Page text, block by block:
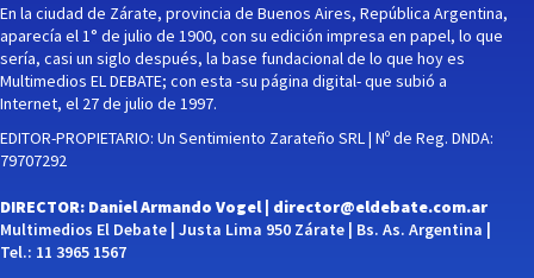
En la ciudad de Zárate, provincia de Buenos Aires, República Argentina,
aparecía el 1° de julio de 1900, con su edición impresa en papel, lo que
sería, casi un siglo después, la base fundacional de lo que hoy es
Multimedios EL DEBATE; con esta -su página digital- que subió a
Internet, el 27 de julio de 1997.
EDITOR-PROPIETARIO: Un Sentimiento Zarateño SRL | Nº de Reg. DNDA:
79707292
DIRECTOR: Daniel Armando Vogel | director@eldebate.com.ar
Multimedios El Debate | Justa Lima 950 Zárate | Bs. As. Argentina |
Tel.: 11 3965 1567